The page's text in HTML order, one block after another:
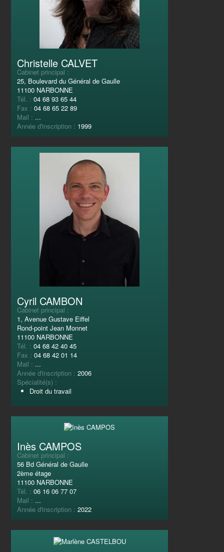
Christelle CALVET
Cabinet principal :
25, Boulevard du Général de Gaulle
11100 NARBONNE
Tél. :04 68 93 65 44
Fax :04 68 65 22 89
Mail : ...
Année d'inscription : 1999
Cyril CAMBON
Cabinet principal :
1, Avenue Gustave Eiffel
Rond-point Jean Monnet
11100 NARBONNE
Tél. :04 68 42 40 45
Fax :04 68 42 01 14
Mail : ...
Année d'inscription :2006
Spécialité(s) :
Droit du travail
Inès CAMPOS
Cabinet principal :
56 Bd Général de Gaulle
2ème étage
11100 NARBONNE
Tél. :06 16 06 77 07
Mail : ...
Année d'inscription :2022